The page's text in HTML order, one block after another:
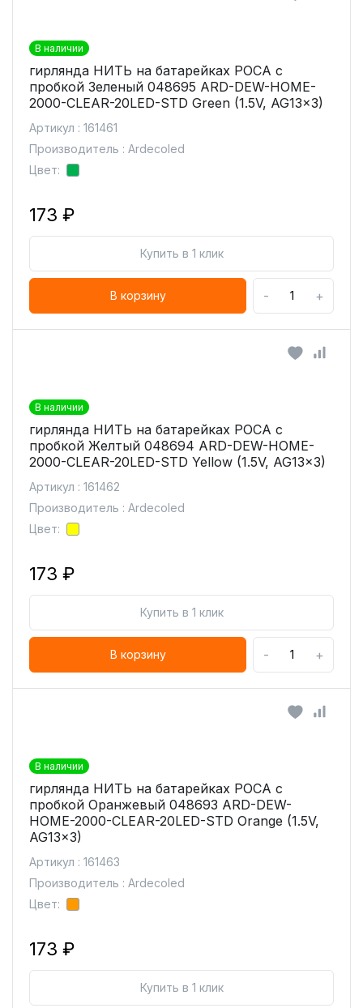
В наличии
гирлянда НИТЬ на батарейках РОСА с
пробкой Зеленый 048695 ARD-DEW-HOME-
2000-CLEAR-20LED-STD Green (1.5V, AG13x3)
Артикул : 161461
Производитель : Ardecoled
Цвет:
173 ₽
Купить в 1 клик
В корзину - +
В наличии
гирлянда НИТЬ на батарейках РОСА с
пробкой Желтый 048694 ARD-DEW-HOME-
2000-CLEAR-20LED-STD Yellow (1.5V, AG13x3)
Артикул : 161462
Производитель : Ardecoled
Цвет:
173 ₽
Купить в 1 клик
В корзину - +
В наличии
гирлянда НИТЬ на батарейках РОСА с
пробкой Оранжевый 048693 ARD-DEW-
HOME-2000-CLEAR-20LED-STD Orange (1.5V,
AG13x3)
Артикул : 161463
Производитель : Ardecoled
Цвет:
173 ₽
Купить в 1 клик